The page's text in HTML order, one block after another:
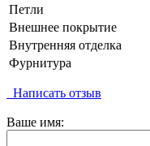
Петли
Внешнее покрытие
Внутренняя отделка
Фурнитура
Написать отзыв
Ваше имя: